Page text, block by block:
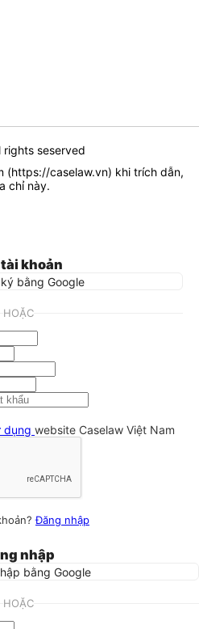
seserved
(https://caselaw.vn) khi trích dẫn,
chỉ này.
tài khoản
bằng Google
HOẶC
dụng website Caselaw Việt Nam
Đăng nhập
nhập
bằng Google
HOẶC